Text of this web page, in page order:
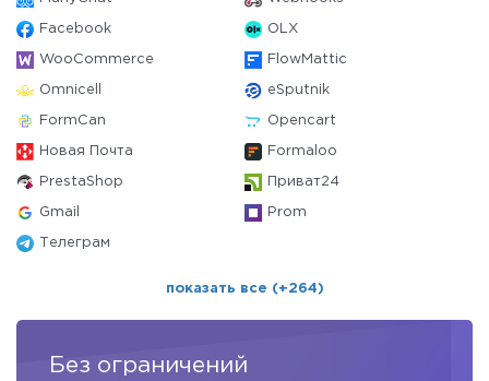
Facebook OLX
WooCommerce FlowMattic
Omnicell eSputnik
FormCan Opencart
Новая Почта Formaloo
PrestaShop Приват24
Gmail Prom
Телеграм
показать все (+264)
Без ограничений